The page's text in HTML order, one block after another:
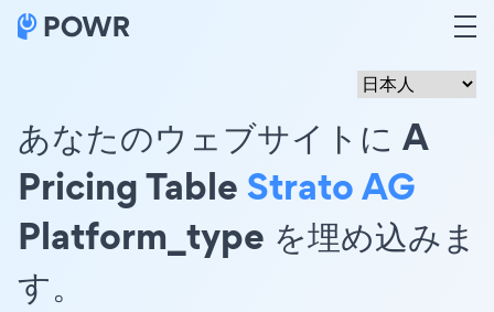
あなたのウェブサイトに A
Pricing TableStrato AG
Platform_type を埋め込みま
す。